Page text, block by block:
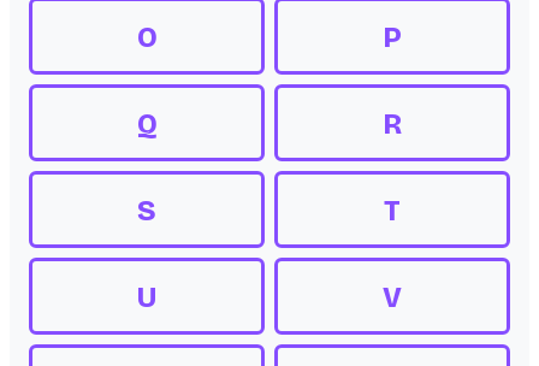
O P
Q R
S T
U V